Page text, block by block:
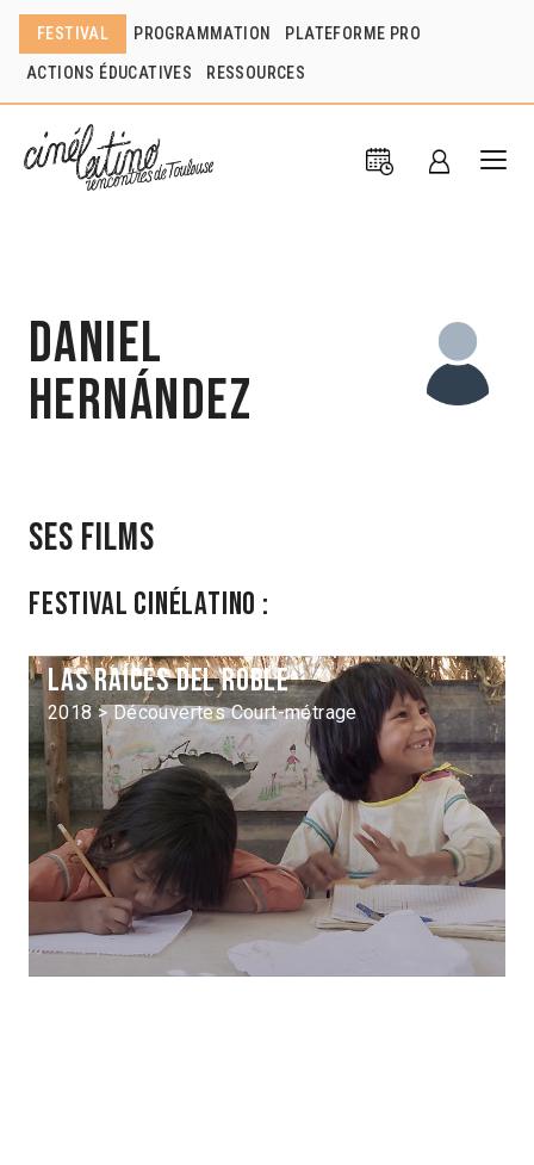
FESTIVAL PROGRAMMATION PLATEFORME PRO
ACTIONS ÉDUCATIVES RESSOURCES
Daniel
Hernández
Ses films
Festival Cinélatino :
Las Raíces del roble
2018 > Découvertes Court-métrage